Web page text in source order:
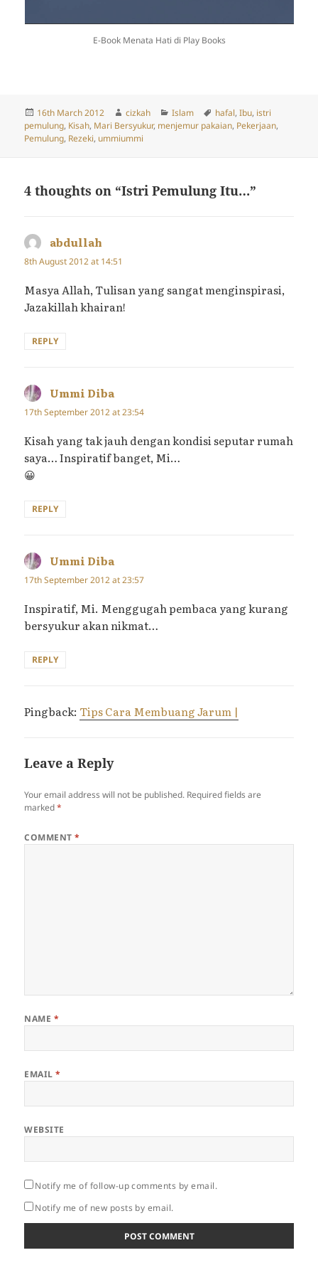
E-Book Menata Hati di Play Books
Posted
on
16th March 2012 Author
cizkah Categories
Islam Tags
hafal,Ibu, istri
pemulung, Kisah, Mari Bersyukur, menjemur pakaian, Pekerjaan,
Pemulung, Rezeki, ummiummi
4 thoughts on “Istri Pemulung Itu…”
abdullah
8th August 2012 at 14:51
Masya Allah, Tulisan yang sangat menginspirasi,
Jazakillah khairan!
REPLY
Ummi Dibasays:
17th September 2012 at 23:54
Kisah yang tak jauh dengan kondisi seputar rumah
saya… Inspiratif banget, Mi…
😀
REPLY
Ummi Dibasays:
17th September 2012 at 23:57
Inspiratif, Mi. Menggugah pembaca yang kurang
bersyukur akan nikmat…
REPLY
Pingback: Tips Cara Membuang Jarum |
Leave a Reply
Your email address will not be published. Required fields are
marked*
COMMENT*
NAME *
EMAIL*
WEBSITE
Notify me of follow-up comments by email.
Notify me of new posts by email.